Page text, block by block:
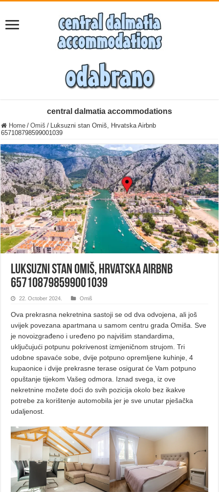
central dalmatia accommodations
Home / Omiš / Luksuzni stan Omiš, Hrvatska Airbnb
657108798599001039
Luksuzni stan Omiš, Hrvatska Airbnb
657108798599001039
22. October 2024. Omiš
Ova prekrasna nekretnina sastoji se od dva odvojena, ali još
uvijek povezana apartmana u samom centru grada Omiša. Sve
je novoizgrađeno i uređeno po najvišim standardima,
uključujući potpunu pokrivenost izmjeničnom strujom. Tri
udobne spavaće sobe, dvije potpuno opremljene kuhinje, 4
kupaonice i dvije prekrasne terase osigurat će Vam potpuno
opuštanje tijekom Vašeg odmora. Iznad svega, iz ove
nekretnine možete doći do svih pozicija okolo bez ikakve
potrebe za korištenje automobila jer je sve unutar pješačka
udaljenost.